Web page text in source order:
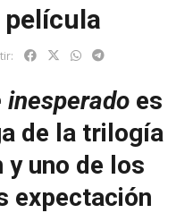
película
inesperado es
de la trilogía
uno de los
expectación